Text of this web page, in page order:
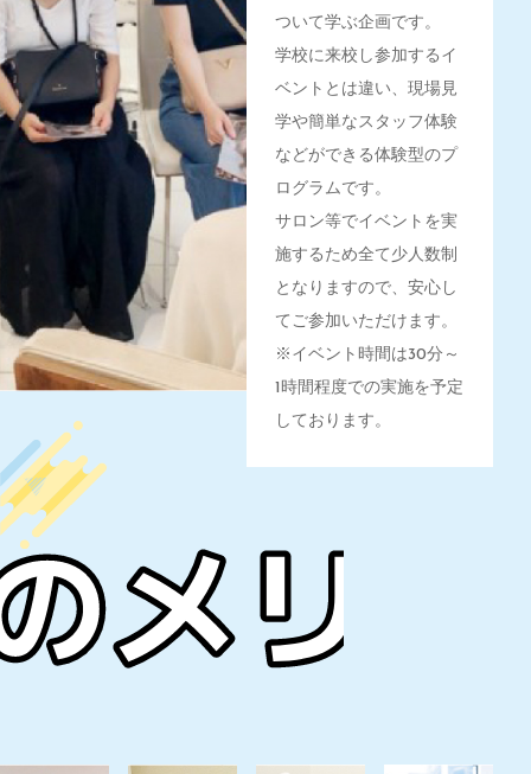
ついて学ぶ企画です。
学校に来校し参加するイ
ベントとは違い、現場見
学や簡単なスタッフ体験
などができる体験型のプ
ログラムです。
サロン等でイベントを実
施するため全て少人数制
となりますので、安心し
てご参加いただけます。
※イベント時間は30分～
1時間程度での実施を予定
しております。